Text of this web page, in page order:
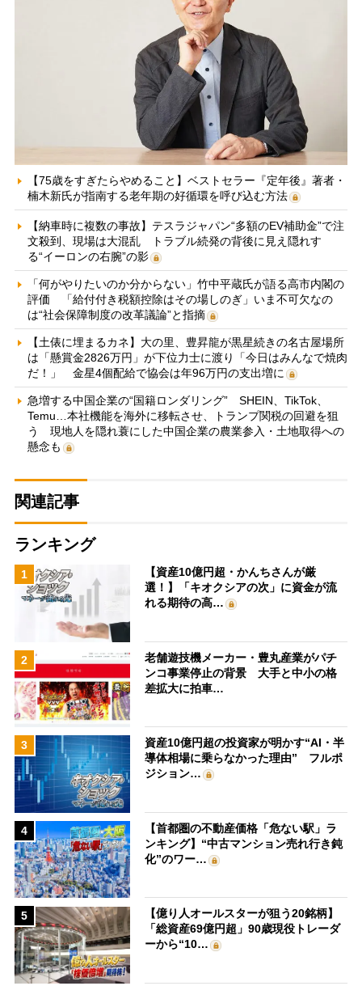
【75歳をすぎたらやめること】ベストセラー『定年後』著者・
楠木新氏が指南する老年期の好循環を呼び込む方法
【納車時に複数の事故】テスラジャパン“多額のEV補助金”で注
文殺到、現場は大混乱 トラブル続発の背後に見え隠れす
る“イーロンの右腕”の影
「何がやりたいのか分からない」竹中平蔵氏が語る高市内閣の
評価 「給付付き税額控除はその場しのぎ」いま不可欠なの
は“社会保障制度の改革議論”と指摘
【土俵に埋まるカネ】大の里、豊昇龍が黒星続きの名古屋場所
は「懸賞金2826万円」が下位力士に渡り「今日はみんなで焼肉
だ！」 金星4個配給で協会は年96万円の支出増に
急増する中国企業の“国籍ロンダリング” SHEIN、TikTok、
Temu…本社機能を海外に移転させ、トランプ関税の回避を狙
う 現地人を隠れ蓑にした中国企業の農業参入・土地取得への
懸念も
関連記事
ランキング
1
【資産10億円超・かんちさんが厳
選！】「キオクシアの次」に資金が流
れる期待の高…
2
老舗遊技機メーカー・豊丸産業がパチ
ンコ事業停止の背景 大手と中小の格
差拡大に拍車…
3
資産10億円超の投資家が明かす“AI・半
導体相場に乗らなかった理由” フルポ
ジション…
4
【首都圏の不動産価格「危ない駅」ラ
ンキング】“中古マンション売れ行き鈍
化”のワー…
5
【億り人オールスターが狙う20銘柄】
「総資産69億円超」90歳現役トレーダ
ーから“10…